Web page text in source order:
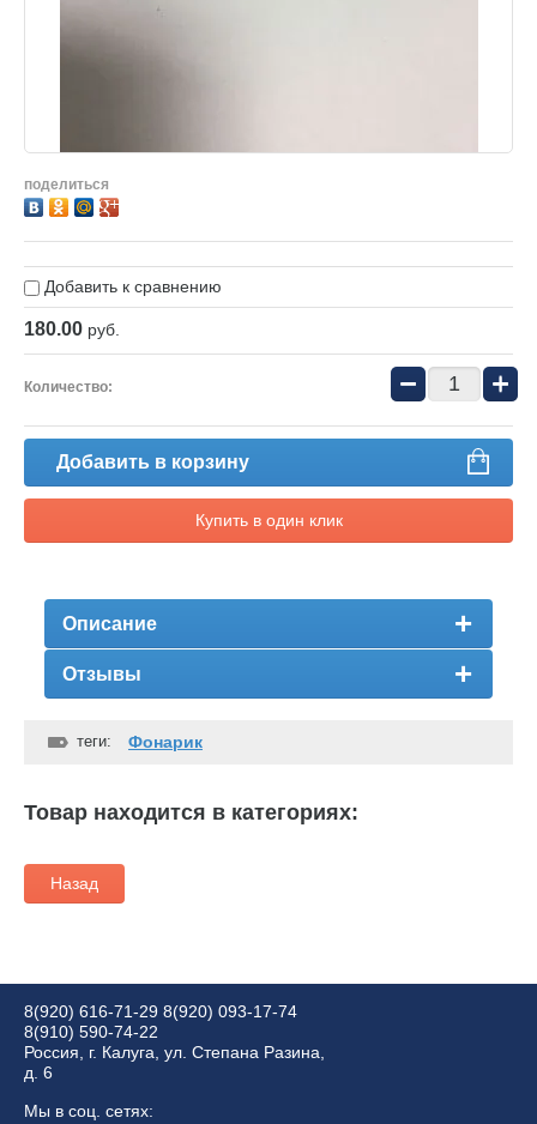
поделиться
Добавить к сравнению
180.00 руб.
Количество: − +
Добавить в корзину
Купить в один клик
Описание
Отзывы
теги: Фонарик
Товар находится в категориях:
Назад
8(920) 616-71-29 8(920) 093-17-74
8(910) 590-74-22
Россия, г. Калуга, ул. Степана Разина,
д. 6
Мы в соц. сетях: